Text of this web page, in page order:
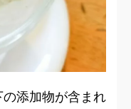
添加物が含まれ